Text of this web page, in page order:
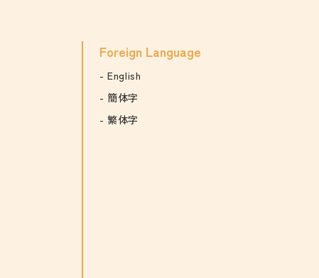
Foreign Language
English
簡体字
繁体字